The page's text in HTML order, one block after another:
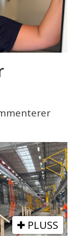
PLUSS